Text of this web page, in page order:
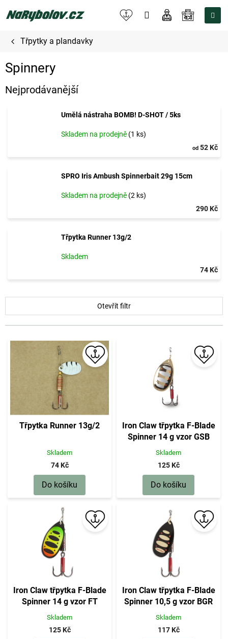
na
NÁKUPNÍ
Třpytky a plandavky
Spinnery
Nejprodávanější
Umělá nástraha BOMB! D-SHOT / 5ks
Skladem na prodejně (1 ks)
od 52 Kč
SPRO Iris Ambush Spinnerbait 29g 15cm
Skladem na prodejně (2 ks)
290 Kč
Třpytka Runner 13g/2
Skladem
74 Kč
Otevřít filtr
ý
p
Třpytka Runner 13g/2
Skladem
74 Kč
Do košíku
Iron Claw třpytka F-Blade
Spinner 14 g vzor GSB
Skladem
125 Kč
Do košíku
Iron Claw třpytka F-Blade
Spinner 14 g vzor FT
Skladem
125 Kč
Iron Claw třpytka F-Blade
Spinner 10,5 g vzor BGR
Skladem
117 Kč